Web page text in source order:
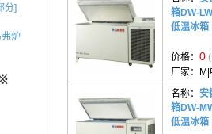
分]
炉
箱DW-
低温冰箱
价格： 0
厂家： M|
名称： 安
箱DW-
低温冰箱